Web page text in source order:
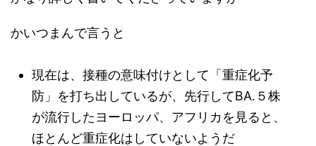
かいつまんで言うと
現在は、接種の意味付けとして「重症化予
防」を打ち出しているが、先行してBA.５株
が流行したヨーロッパ、アフリカを見ると、
ほとんど重症化はしていないようだ